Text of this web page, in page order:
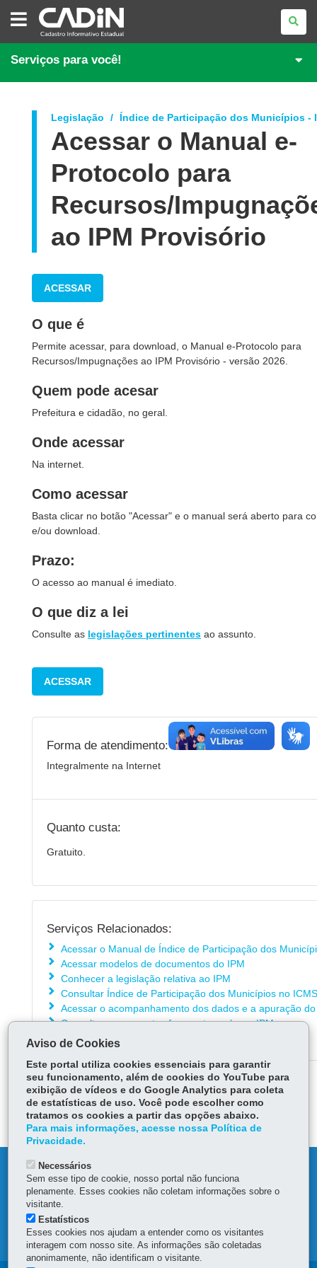
CADASTRO
INFORMATIVO
ESTADUAL
Serviços para você!
Legislação Índice de Participação dos Municípios -
Acessar o Manual e-
Protocolo para
Recursos/
ao IPM Provisório
ACESSAR
O que é
Permite acessar, para download, o Manual e-Protocolo para
Recursos/Impugnações ao IPM Provisório - versão 2026.
Quem pode acesar
Prefeitura e cidadão, no geral.
Onde acessar
Na internet.
Como acessar
Basta clicar no botão "Acessar" e o manual será aberto para
e/ou download.
Prazo:
O acesso ao manual é imediato.
O que diz a lei
Consulte as legislações pertinentes ao assunto.
ACESSAR
Forma de atendimento:
Integralmente na Internet
Quanto custa:
Gratuito.
Serviços Relacionados:
Acessar o Manual de Índice de Participação dos
Acessar modelos de documentos do IPM
Conhecer a legislação relativa ao IPM
Consultar Índice de Participação dos Municípios no ICMS
Acessar o acompanhamento dos dados e a apuração
Consultar as perguntas frequentes sobre o IPM
Consultar o Fale Conosco - IPM
ÓRGÃO RESPONSÁVEL
DEIXE SUA OPINIÃO
MAPA DO SITE
DENUNCIE CORRUPÇÃO
Aviso de Cookies
Este portal utiliza cookies essenciais para garantir
seu funcionamento, além de cookies do YouTube para
exibição de vídeos e do Google Analytics para coleta
de estatísticas de uso. Você pode escolher como
tratamos os cookies a partir das opções abaixo.
Para mais informações, acesse nossa Política de
Privacidade.
Necessários
Sem esse tipo de cookie, nosso portal não funciona
plenamente. Esses cookies não coletam informações sobre o
visitante.
Estatísticos
Esses cookies nos ajudam a entender como os visitantes
interagem com nosso site. As informações são coletadas
anonimamente, não identificam o visitante.